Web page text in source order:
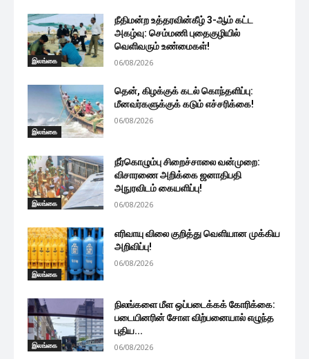
இலங்கை
நீதிமன்ற உத்தரவின்கீழ் 3-ஆம் கட்ட
அகழ்வு: செம்மணி புதைகுழியில்
வெளிவரும் உண்மைகள்!
06/08/2026
இலங்கை
தென், கிழக்குக் கடல் கொந்தளிப்பு:
மீனவர்களுக்குக் கடும் எச்சரிக்கை!
06/08/2026
இலங்கை
நீர்கொழும்பு சிறைச்சாலை வன்முறை:
விசாரணை அறிக்கை ஜனாதிபதி
அநுரவிடம் கையளிப்பு!
06/08/2026
இலங்கை
எரிவாயு விலை குறித்து வெளியான முக்கிய
அறிவிப்பு!
06/08/2026
இலங்கை
நிலங்களை மீள ஒப்படைக்கக் கோரிக்கை:
படையினரின் சோள விற்பனையால் எழுந்த
புதிய...
06/08/2026